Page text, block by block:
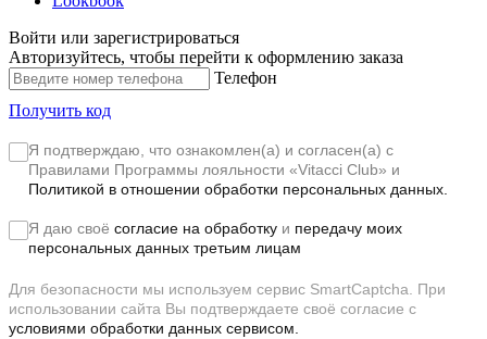
Войти или зарегистрироваться
Авторизуйтесь, чтобы перейти к оформлению заказа
Телефон
Получить код
Я подтверждаю, что ознакомлен(а) и согласен(а) с
Правилами Программы лояльности «Vitacci Club» и
Политикой в отношении обработки персональных данных.
Я даю своё согласие на обработку и передачу моих
персональных данных третьим лицам
Для безопасности мы используем сервис SmartCaptcha. При
использовании сайта Вы подтверждаете своё согласие с
условиями обработки данных сервисом.